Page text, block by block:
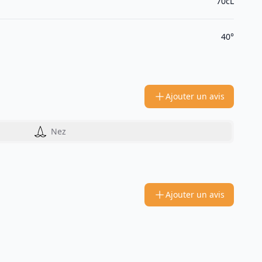
40°
Ajouter un avis
Nez
Ajouter un avis